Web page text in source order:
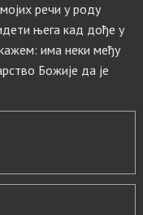
речи у роду
њега кад дође у
има неки међу
Божије да је